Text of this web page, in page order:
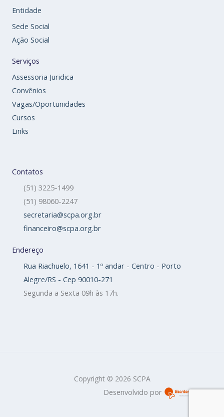
Entidade
Sede Social
Ação Social
Serviços
Assessoria Juridica
Convênios
Vagas/Oportunidades
Cursos
Links
Contatos
(51) 3225-1499
(51) 98060-2247
secretaria@scpa.org.br
financeiro@scpa.org.br
Endereço
Rua Riachuelo, 1641 - 1º andar - Centro - Porto
Alegre/RS - Cep 90010-271
Segunda a Sexta 09h às 17h.
Copyright © 2026 SCPA
Desenvolvido por